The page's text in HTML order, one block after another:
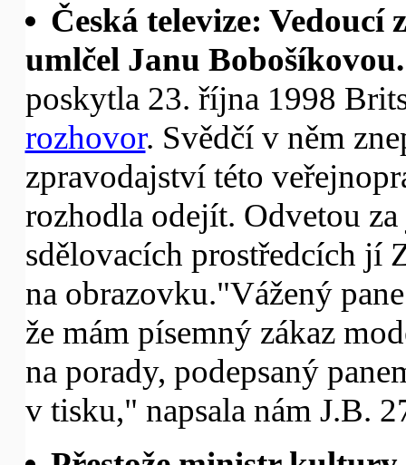
Česká televize:
umlčel Janu Bobošíkovou.
poskytla 23. října 1998
rozhovor. Svědčí v něm
zpravodajství této
rozhodla odejít. Odvetou
sdělovacích prostředcích jí
na obrazovku."Vážený
že mám písemný zákaz
na porady, podepsaný
v tisku," napsala nám J.B.